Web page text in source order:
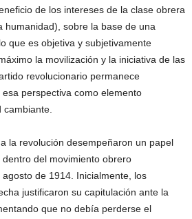
de los intereses de la clase obrera
humanidad), sobre la base de una
que es objetiva y subjetivamente
la movilización y la iniciativa de las
revolucionario permanece
perspectiva como elemento
la revolución desempeñaron un papel
del movimiento obrero
de 1914. Inicialmente, los
justificaron su capitulación ante la
que no debía perderse el